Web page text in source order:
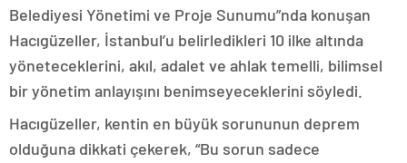
Belediyesi Yönetimi ve Proje Sunumu”nda konuşan
Hacıgüzeller, İstanbul’u belirledikleri 10 ilke altında
yöneteceklerini, akıl, adalet ve ahlak temelli, bilimsel
bir yönetim anlayışını benimseyeceklerini söyledi.
Hacıgüzeller, kentin en büyük sorununun deprem
olduğuna dikkati çekerek, “Bu sorun sadece